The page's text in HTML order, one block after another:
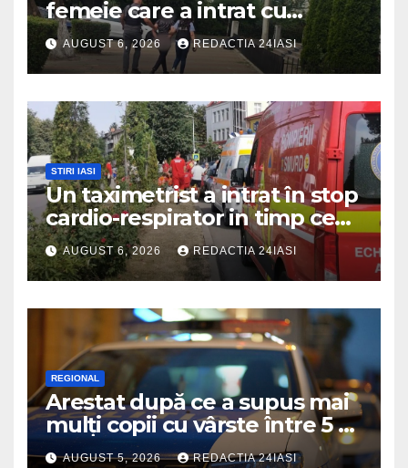
femeie care a intrat cu
mașina într-o turmă de oi
AUGUST 6, 2026 REDACTIA 24IASI
STIRI IASI
Un taximetrist a intrat în stop
cardio-respirator in timp ce
se afla la volan
AUGUST 6, 2026 REDACTIA 24IASI
REGIONAL
Arestat după ce a supus mai
mulți copii cu vârste între 5 și
16 ani unor orori de
AUGUST 5, 2026 REDACTIA 24IASI